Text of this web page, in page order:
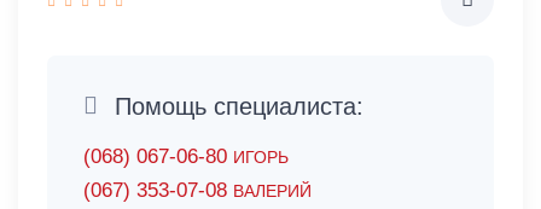
Помощь специалиста:
(068) 067-06-80 ИГОРЬ
(067) 353-07-08 ВАЛЕРИЙ